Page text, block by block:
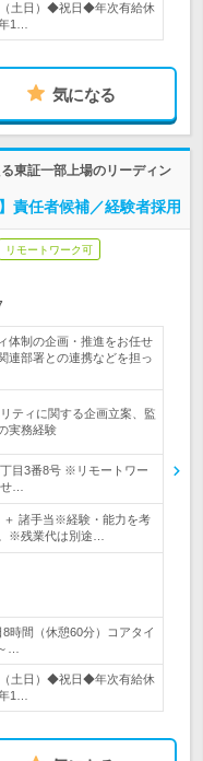
土日）◆祝日◆年次有給休
1…
気になる
東証一部上場のリーディン
責任者候補／経験者採用
リモートワーク可
体制の企画・推進をお任せ
連部署との連携などを担っ
ティに関する企画立案、監
実務経験
目3番8号 ※リモートワー
…
＋ 諸手当※経験・能力を考
※残業代は別途…
時間（休憩60分）コアタイ
…
土日）◆祝日◆年次有給休
1…